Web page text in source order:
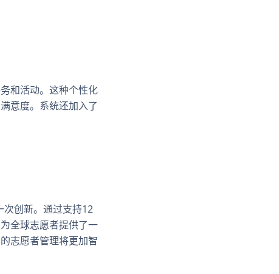
和活动。这种个性化
意度。系统还加入了
创新。通过支持12
全球志愿者提供了一
志愿者管理将更加智